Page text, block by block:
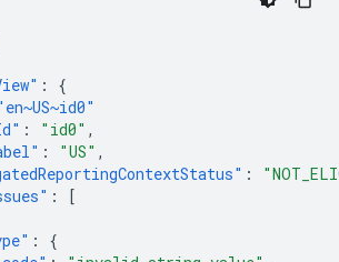
:
{
: "id0" ,
: "US" ,
:
:
[
:
{